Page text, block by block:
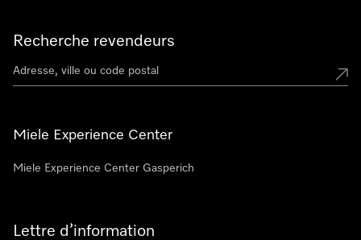
Recherche revendeurs
Miele Experience Center
Miele Experience Center Gasperich
Lettre d’information